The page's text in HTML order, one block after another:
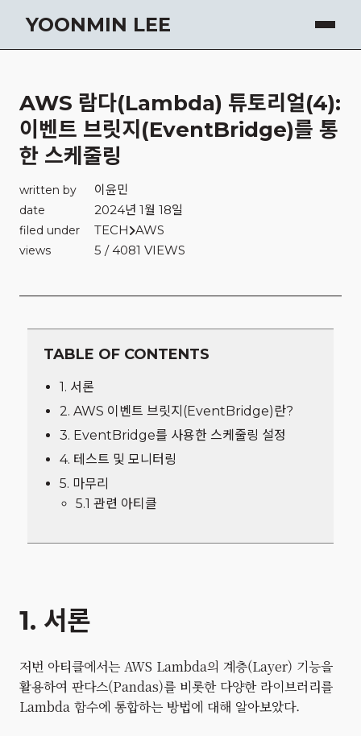
YOONMIN LEE
AWS 람다(Lambda) 튜토리얼(4):
이벤트 브릿지(EventBridge)를 통
한 스케줄링
written by 이윤민
date 2024년 1월 18일
filed under TECH AWS
views 5 / 4081 VIEWS
TABLE OF CONTENTS
1. 서론
2. AWS 이벤트 브릿지(EventBridge)란?
3. EventBridge를 사용한 스케줄링 설정
4. 테스트 및 모니터링
5. 마무리
5.1 관련 아티클
1. 서론
저번 아티클에서는 AWS Lambda의 계층(Layer) 기능을
활용하여 판다스(Pandas)를 비롯한 다양한 라이브러리를
Lambda 함수에 통합하는 방법에 대해 알아보았다.